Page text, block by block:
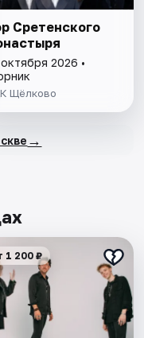
Сретенского
2026 •
Щёлково
→
1 200 ₽